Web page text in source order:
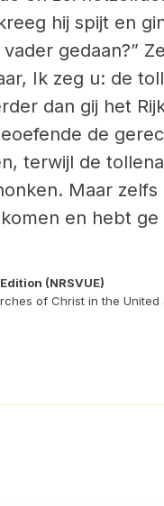
hij spijt en
gedaan?”
Ik zeg u: de
dan gij het
de
terwijl de
Maar zelfs
en hebt
(NRSVUE)
of Christ in the United